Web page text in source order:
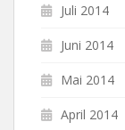
Juli 2014
Juni 2014
Mai 2014
April 2014